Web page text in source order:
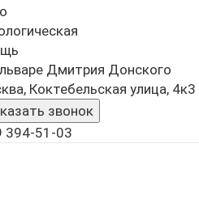
Дмитрия Донского
Коктебельская улица, 4к3
звонок
394-51-03